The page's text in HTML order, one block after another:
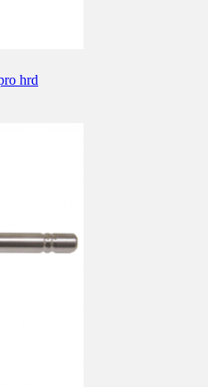
hrd